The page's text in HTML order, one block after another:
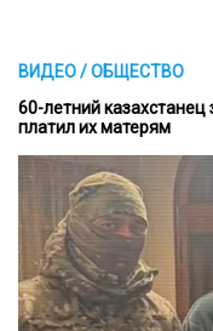
ВИДЕО / ОБЩЕСТВО
60-летний
платил их матерям